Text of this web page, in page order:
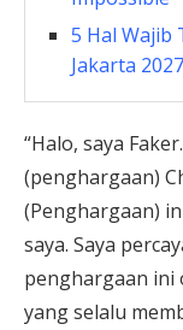
5 Hal Wajib
Jakarta 2027
“Halo, saya
(penghargaan)
(Penghargaan)
saya. Saya
penghargaan ini
yang selalu